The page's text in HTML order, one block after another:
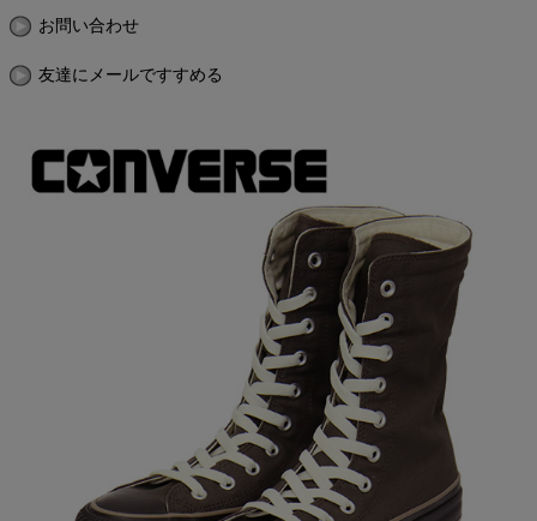
お問い合わせ
友達にメールですすめる